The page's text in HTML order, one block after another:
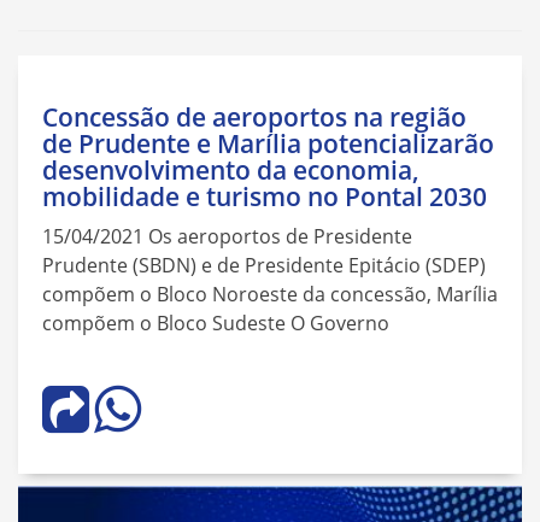
Concessão de aeroportos na região
de Prudente e Marília potencializarão
desenvolvimento da economia,
mobilidade e turismo no Pontal 2030
15/04/2021 Os aeroportos de Presidente
Prudente (SBDN) e de Presidente Epitácio (SDEP)
compõem o Bloco Noroeste da concessão, Marília
compõem o Bloco Sudeste O Governo